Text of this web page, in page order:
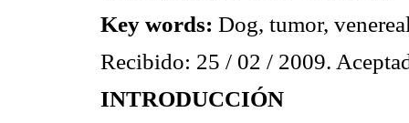
Key words: Dog, tumor,
Recibido: 25 / 02 / 2009.
INTRODUCCIÓN